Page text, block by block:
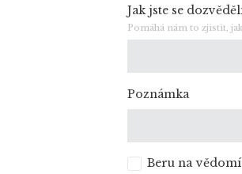
Jak jste se
Pomáhá nám to zjistit,
Poznámka
Beru na